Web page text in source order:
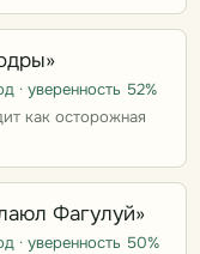
· уверенность 52%
как осторожная
Фагулуй»
· уверенность 50%